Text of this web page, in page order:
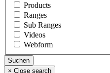
Products
Ranges
Sub Ranges
Videos
Webform
× Close search